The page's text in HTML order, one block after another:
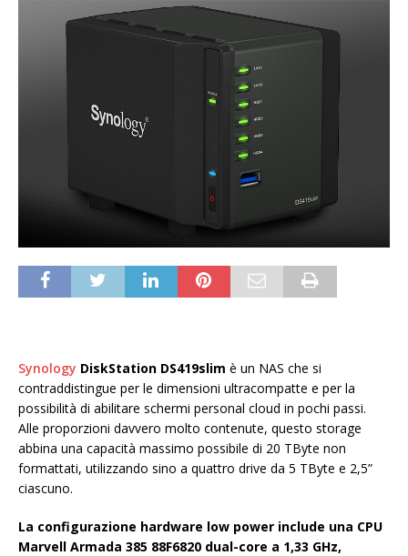
Synology DiskStation DS419slim è un NAS che si
contraddistingue per le dimensioni ultracompatte e per la
possibilità di abilitare schermi personal cloud in pochi passi.
Alle proporzioni davvero molto contenute, questo storage
abbina una capacità massimo possibile di 20 TByte non
formattati, utilizzando sino a quattro drive da 5 TByte e 2,5”
ciascuno.
La configurazione hardware low power include una CPU
Marvell Armada 385 88F6820 dual-core a 1,33 GHz,